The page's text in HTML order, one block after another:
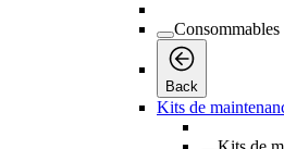
Consommables
Back
Kits de